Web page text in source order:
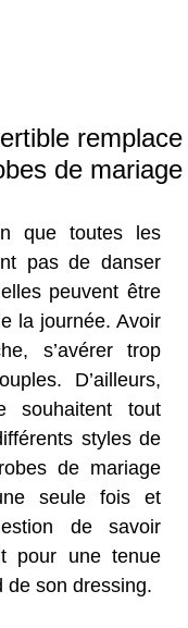
remplace
de mariage
que toutes les
pas de danser
peuvent être
la journée. Avoir
s’avérer trop
D’ailleurs,
souhaitent tout
styles de
de mariage
seule fois et
de savoir
pour une tenue
de son dressing.